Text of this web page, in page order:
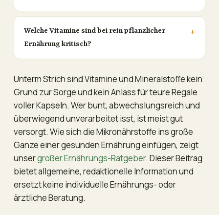
Welche Vitamine sind bei rein pflanzlicher
Ernährung kritisch?
Unterm Strich sind Vitamine und Mineralstoffe kein
Grund zur Sorge und kein Anlass für teure Regale
voller Kapseln. Wer bunt, abwechslungsreich und
überwiegend unverarbeitet isst, ist meist gut
versorgt. Wie sich die Mikronährstoffe ins große
Ganze einer gesunden Ernährung einfügen, zeigt
unsergroßer Ernährungs-Ratgeber. Dieser Beitrag
bietet allgemeine, redaktionelle Information und
ersetzt keine individuelle Ernährungs- oder
ärztliche Beratung.